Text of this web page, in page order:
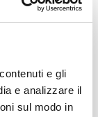
e gli
e analizzare il
sul modo in
odbyły
naszym